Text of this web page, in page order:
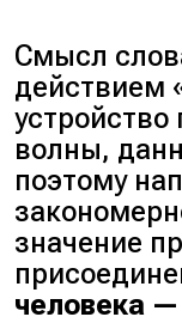
Смысл
действием
устройство
волны,
поэтому
значение
человека —